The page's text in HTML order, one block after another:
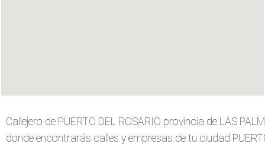
Callejero de PUERTO DEL ROSARIO provincia de LAS
donde encontrarás calles y empresas de tu ciudad